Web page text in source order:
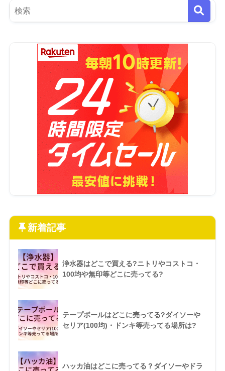
新着記事
浄水器はどこで買える?ニトリやコストコ・
100均や無印等どこに売ってる?
テープボールはどこに売ってる?ダイソーや
セリア(100均)・ドンキ等売ってる場所は?
ハッカ油はどこに売ってる？ダイソーやドラ